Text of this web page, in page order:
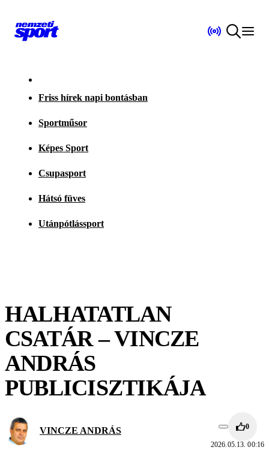
Friss hírek napi bontásban
Sportműsor
Képes Sport
Csupasport
Hátsó füves
Utánpótlássport
HALHATATLAN
CSATÁR – VINCZE
ANDRÁS
PUBLICISZTIKÁJA
VINCZE ANDRÁS 0
2026.05.13. 00:16